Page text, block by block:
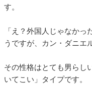
す。
「え？外国人じゃなか
うですが、カン・ダニエ
その性格はとても男らし
いてこい」タイプです。